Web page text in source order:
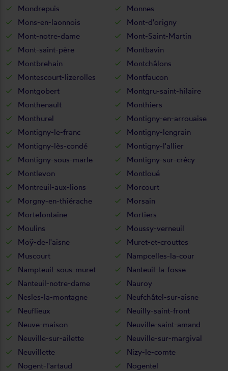
Mondrepuis
Monnes
Mons-en-laonnois
Mont-d'origny
Mont-notre-dame
Mont-Saint-Martin
Mont-saint-père
Montbavin
Montbrehain
Montchâlons
Montescourt-lizerolles
Montfaucon
Montgobert
Montgru-saint-hilaire
Monthenault
Monthiers
Monthurel
Montigny-en-arrouaise
Montigny-le-franc
Montigny-lengrain
Montigny-lès-condé
Montigny-l'allier
Montigny-sous-marle
Montigny-sur-crécy
Montlevon
Montloué
Montreuil-aux-lions
Morcourt
Morgny-en-thiérache
Morsain
Mortefontaine
Mortiers
Moulins
Moussy-verneuil
Moÿ-de-l'aisne
Muret-et-crouttes
Muscourt
Nampcelles-la-cour
Nampteuil-sous-muret
Nanteuil-la-fosse
Nanteuil-notre-dame
Nauroy
Nesles-la-montagne
Neufchâtel-sur-aisne
Neuflieux
Neuilly-saint-front
Neuve-maison
Neuville-saint-amand
Neuville-sur-ailette
Neuville-sur-margival
Neuvillette
Nizy-le-comte
Nogent-l'artaud
Nogentel